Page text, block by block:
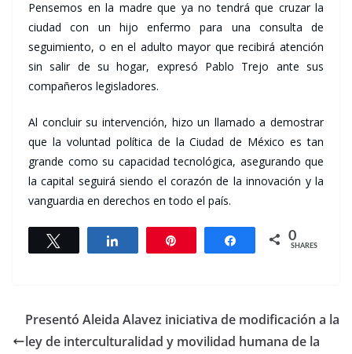
Pensemos en la madre que ya no tendrá que cruzar la
ciudad con un hijo enfermo para una consulta de
seguimiento, o en el adulto mayor que recibirá atención
sin salir de su hogar, expresó Pablo Trejo ante sus
compañeros legisladores.
Al concluir su intervención, hizo un llamado a demostrar
que la voluntad política de la Ciudad de México es tan
grande como su capacidad tecnológica, asegurando que
la capital seguirá siendo el corazón de la innovación y la
vanguardia en derechos en todo el país.
Share 0
SHARES
Presentó Aleida Alavez iniciativa de modificación a la
ley de interculturalidad y movilidad humana de la